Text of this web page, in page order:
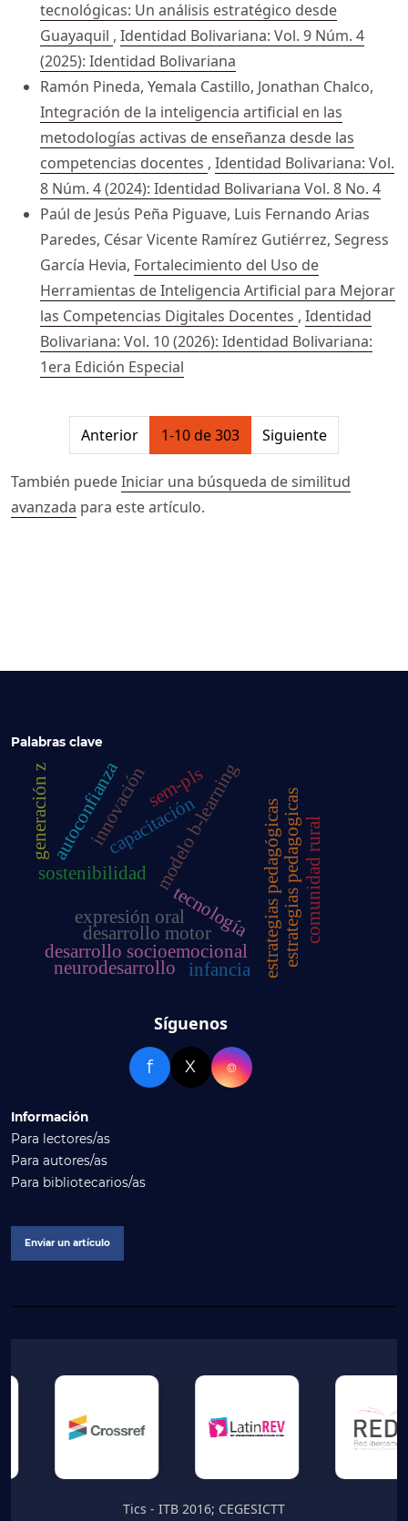
tecnológicas: Un análisis estratégico desde
Guayaquil , Identidad Bolivariana: Vol. 9 Núm. 4
(2025): Identidad Bolivariana
Ramón Pineda, Yemala Castillo, Jonathan Chalco,
Integración de la inteligencia artificial en las
metodologías activas de enseñanza desde las
competencias docentes , Identidad Bolivariana: Vol.
8 Núm. 4 (2024): Identidad Bolivariana Vol. 8 No. 4
Paúl de Jesús Peña Piguave, Luis Fernando Arias
Paredes, César Vicente Ramírez Gutiérrez, Segress
García Hevia, Fortalecimiento del Uso de
Herramientas de Inteligencia Artificial para Mejorar
las Competencias Digitales Docentes , Identidad
Bolivariana: Vol. 10 (2026): Identidad Bolivariana:
1era Edición Especial
##issue.pagination##
Anterior 1-10 de 303 Siguiente
También puedeIniciar una búsqueda de similitud
avanzada para este artículo.
Palabras clave
modelo b-learning
tecnología
capacitación
innovación
desarrollo socioemocional
expresión oral
autoconfianza estrategias pedagógicas
desarrollo motor estrategias pedagogicas
neurodesarrollo
comunidad rural
sostenibilidad
generación z sem-pls
infancia
Síguenos
f X ⌾
Información
Para lectores/as
Para autores/as
Para bibliotecarios/as
Enviar un artículo
Tics - ITB 2016; CEGESICTT